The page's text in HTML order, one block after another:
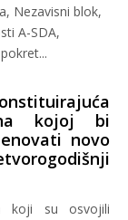
Nezavisni blok,
A-SDA,
na kojoj bi
novo
koji su osvojili